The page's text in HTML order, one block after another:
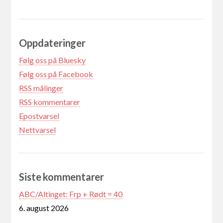
Oppdateringer
Følg oss på Bluesky
Følg oss på Facebook
RSS målinger
RSS kommentarer
Epostvarsel
Nettvarsel
Siste kommentarer
ABC/Altinget: Frp + Rødt = 40
6. august 2026